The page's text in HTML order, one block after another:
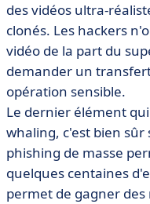
des vidéos ultra-
clonés. Les hackers
vidéo de la part du
demander un
opération sensible.
Le dernier élément
whaling, c'est bien sûr
phishing de masse
quelques centaines
permet de gagner